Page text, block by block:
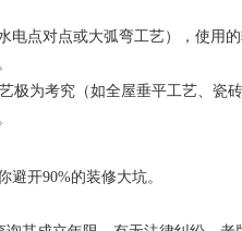
电点对点或大弧弯工艺），使用
极为考究（如全屋垂平工艺、瓷
开90%的装修大坑。